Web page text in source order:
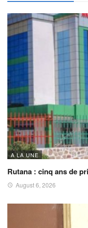
A LA UNE
Rutana : cinq ans de
August 6, 2026